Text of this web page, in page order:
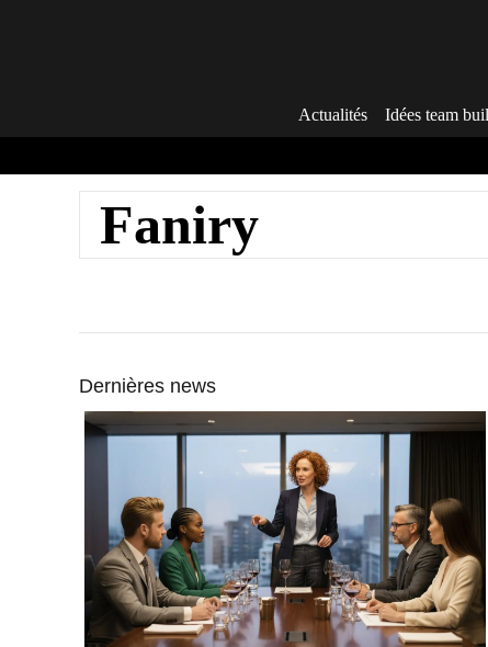
Actualités Idées team
Faniry
Dernières news